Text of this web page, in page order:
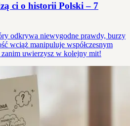
ci o historii Polski – 7
odkrywa niewygodne prawdy, burzy
wciąż manipuluje współczesnym
zanim uwierzysz w kolejny mit!